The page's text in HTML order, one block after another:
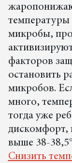
температуры
микробы,
факторов
остановить
микробов.
много,
тогда уже
дискомфорт,
выше 38-
Снизить